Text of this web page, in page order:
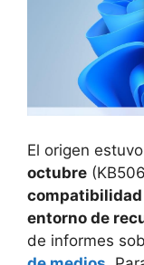
El origen
octubre
compatibilidad
entorno de
de informes